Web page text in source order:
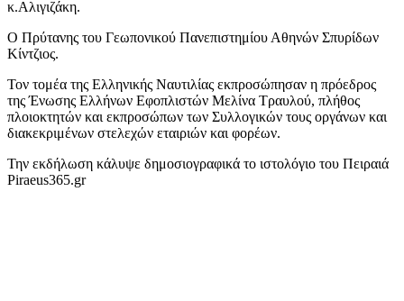
κ.Αλιγιζάκη.
Ο Πρύτανης του Γεωπονικού Πανεπιστημίου Αθηνών Σπυρίδων
Κίντζιος.
Τον τομέα της Ελληνικής Ναυτιλίας εκπροσώπησαν η πρόεδρος
της Ένωσης Ελλήνων Εφοπλιστών Μελίνα Τραυλού, πλήθος
πλοιοκτητών και εκπροσώπων των Συλλογικών τους οργάνων και
διακεκριμένων στελεχών εταιριών και φορέων.
Την εκδήλωση κάλυψε δημοσιογραφικά το ιστολόγιο του Πειραιά
Piraeus365.gr